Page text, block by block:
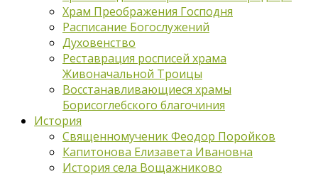
Храм Преображения Господня
Расписание Богослужений
Духовенство
Реставрация росписей храма
Живоначальной Троицы
Восстанавливающиеся храмы
Борисоглебского благочиния
История
Священномученик Феодор Поройков
Капитонова Елизавета Ивановна
История села Вощажниково